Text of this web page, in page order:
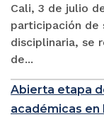
Cali, 3 de julio
participación de
disciplinaria, se
de...
Abierta etapa
académicas en